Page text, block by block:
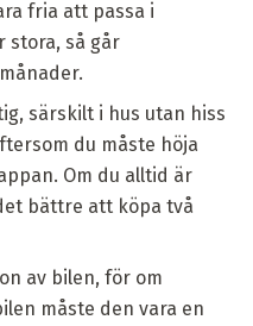
fria att passa i
stora, så går
särskilt i hus utan hiss
du måste höja
Om du alltid är
bättre att köpa två
av bilen, för om
måste den vara en